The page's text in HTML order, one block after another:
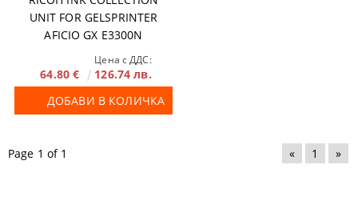
UNIT FOR GELSPRINTER
AFICIO GX E3300N
Цена с ДДС:
64.80 €
126.74 лв.
ДОБАВИ В КОЛИЧКА
Page 1 of 1 « 1 »